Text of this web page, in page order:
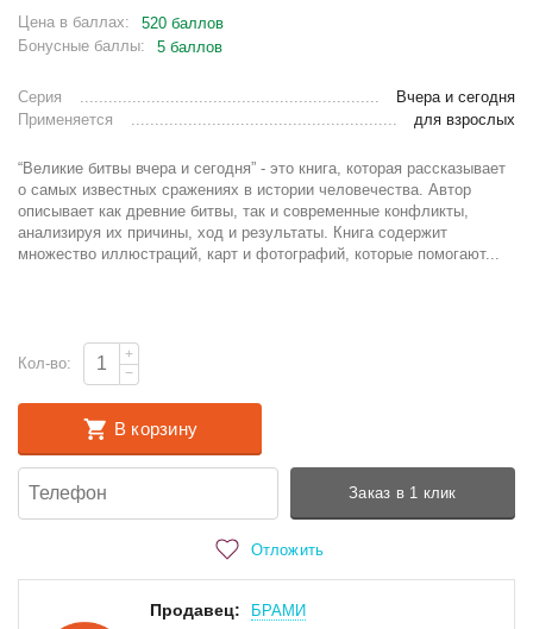
Цена в баллах:
520 баллов
Бонусные баллы:
5 баллов
Серия
Вчера и сегодня
Применяется
для взрослых
“Великие битвы вчера и сегодня” - это книга, которая рассказывает
о самых известных сражениях в истории человечества. Автор
описывает как древние битвы, так и современные конфликты,
анализируя их причины, ход и результаты. Книга содержит
множество иллюстраций, карт и фотографий, которые помогают...
Кол-во:
+
−
В корзину
Заказ в 1 клик
Отложить
Продавец:
БРАМИ